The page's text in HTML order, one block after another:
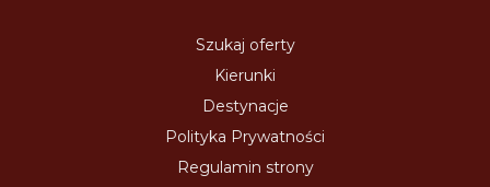
Szukaj oferty
Kierunki
Destynacje
Polityka Prywatności
Regulamin strony